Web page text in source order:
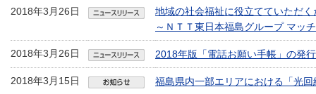
2018年3月26日
地域の社会福祉に役立てていただ
～ＮＴＴ東日本福島グループ マッ
2018年3月26日 2018年版「電話お願い手帳」の発
2018年3月15日 福島県内一部エリアにおける「光